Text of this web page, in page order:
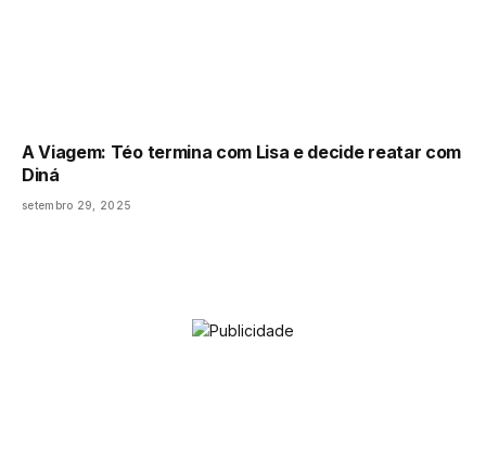
A Viagem: Téo termina com Lisa e decide reatar com
Diná
setembro 29, 2025